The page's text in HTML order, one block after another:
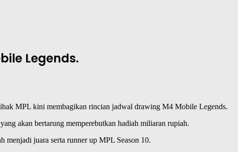
Legends.
MPL kini membagikan rincian jadwal drawing M4 Mobile Legends.
akan bertarung memperebutkan hadiah miliaran rupiah.
juara serta runner up MPL Season 10.